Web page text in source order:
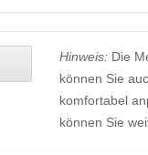
Hinweis:Die
können Sie
komfortabel
können Sie